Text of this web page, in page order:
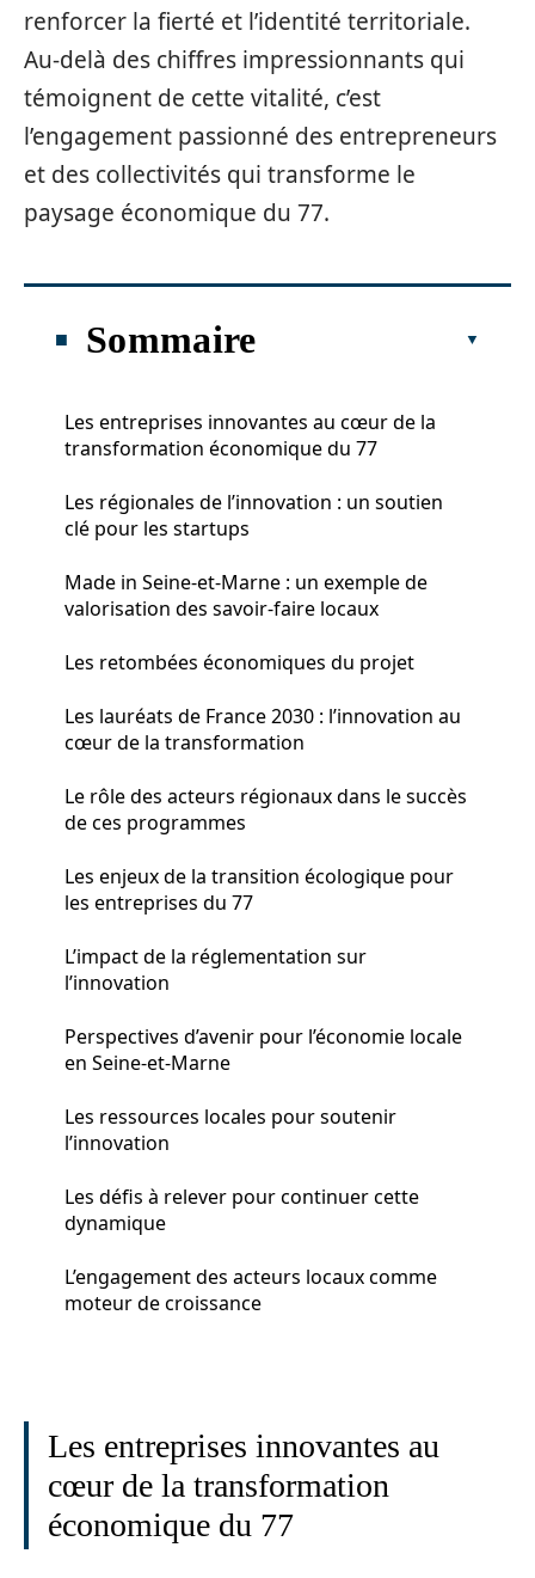
renforcer la fierté et l’identité territoriale.
Au-delà des chiffres impressionnants qui
témoignent de cette vitalité, c’est
l’engagement passionné des entrepreneurs
et des collectivités qui transforme le
paysage économique du 77.
Sommaire
Les entreprises innovantes au cœur de la
transformation économique du 77
Les régionales de l’innovation : un soutien
clé pour les startups
Made in Seine-et-Marne : un exemple de
valorisation des savoir-faire locaux
Les retombées économiques du projet
Les lauréats de France 2030 : l’innovation au
cœur de la transformation
Le rôle des acteurs régionaux dans le succès
de ces programmes
Les enjeux de la transition écologique pour
les entreprises du 77
L’impact de la réglementation sur
l’innovation
Perspectives d’avenir pour l’économie locale
en Seine-et-Marne
Les ressources locales pour soutenir
l’innovation
Les défis à relever pour continuer cette
dynamique
L’engagement des acteurs locaux comme
moteur de croissance
Les entreprises innovantes au
cœur de la transformation
économique du 77